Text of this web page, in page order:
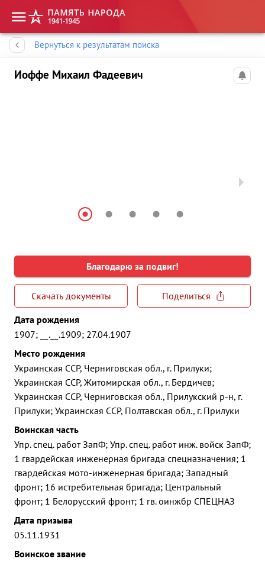
Вернуться к результатам поиска
Иоффе Михаил Фадеевич
Благодарю за подвиг!
Скачать документы
Поделиться
Дата рождения
1907; __.__.1909; 27.04.1907
Место рождения
Украинская ССР, Черниговская обл., г. Прилуки;
Украинская ССР, Житомирская обл., г. Бердичев;
Украинская ССР, Черниговская обл., Прилукский р-н, г.
Прилуки; Украинская ССР, Полтавская обл., г. Прилуки
Воинская часть
Упр. спец. работ ЗапФ; Упр. спец. работ инж. войск ЗапФ;
1 гвардейская инженерная бригада спецназначения; 1
гвардейская мото-инженерная бригада; Западный
фронт; 16 истребительная бригада; Центральный
фронт; 1 Белорусский фронт; 1 гв. оинжбр СПЕЦНАЗ
Дата призыва
05.11.1931
Воинское звание
Память народа